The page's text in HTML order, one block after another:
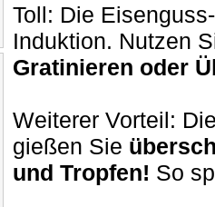
Toll: Die
Induktion. Nutzen
Gratinieren oder
Weiterer Vorteil:
gießen Sie
und Tropfen! So